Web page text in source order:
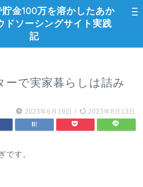
金100万を溶かしたあか
ドソーシングサイト実践
記
ーで実家暮らしは詰み
2023年6月19日 / 2023年8月13日
です。